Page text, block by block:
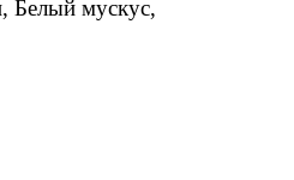
Белый мускус,